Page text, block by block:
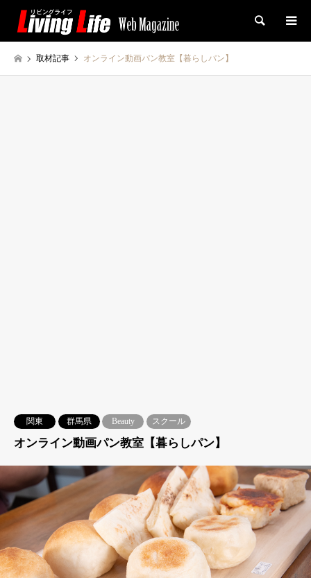
検索
取材記事 オンライン動画パン教室【暮らしパン】
関東 群馬県 Beauty スクール
オンライン動画パン教室【暮らしパン】